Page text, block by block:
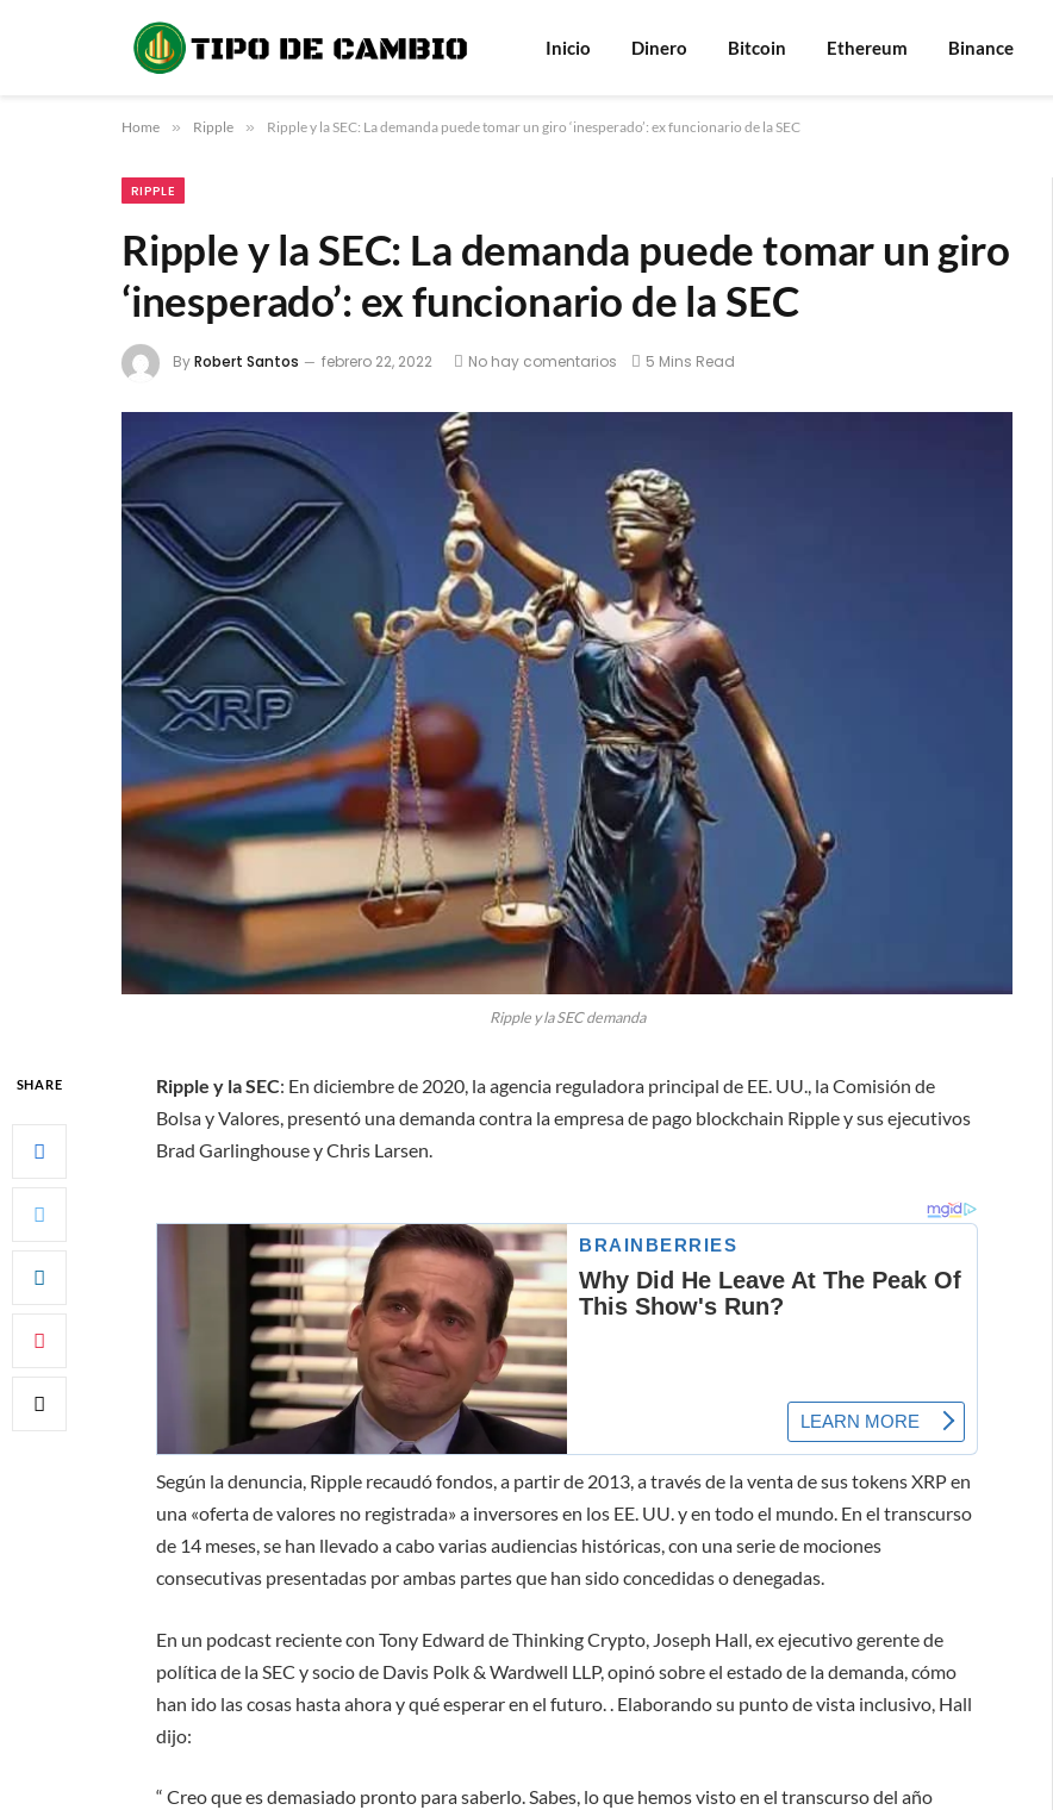
Inicio Dinero Bitcoin Ethereum Binance
Home » Ripple » Ripple y la SEC: La demanda puede tomar un giro ‘inesperado’: ex funcionario de la SEC
RIPPLE
Ripple y la SEC: La demanda puede tomar un giro
‘inesperado’: ex funcionario de la SEC
ByRobert Santos febrero 22, 2022 No hay comentarios 5 Mins Read
Ripple y la SEC demanda
SHARE Ripple y la SEC: En diciembre de 2020, la agencia reguladora principal de EE. UU., la Comisión de
Bolsa y Valores, presentó una demanda contra la empresa de pago blockchain Ripple y sus ejecutivos
Brad Garlinghouse y Chris Larsen.
Según la denuncia, Ripple recaudó fondos, a partir de 2013, a través de la venta de sus tokens XRP en
una «oferta de valores no registrada» a inversores en los EE. UU. y en todo el mundo. En el transcurso
de 14 meses, se han llevado a cabo varias audiencias históricas, con una serie de mociones
consecutivas presentadas por ambas partes que han sido concedidas o denegadas.
En un podcast reciente con Tony Edward de Thinking Crypto, Joseph Hall, ex ejecutivo gerente de
política de la SEC y socio de Davis Polk & Wardwell LLP, opinó sobre el estado de la demanda, cómo
han ido las cosas hasta ahora y qué esperar en el futuro. . Elaborando su punto de vista inclusivo, Hall
dijo:
“ Creo que es demasiado pronto para saberlo. Sabes, lo que hemos visto en el transcurso del año